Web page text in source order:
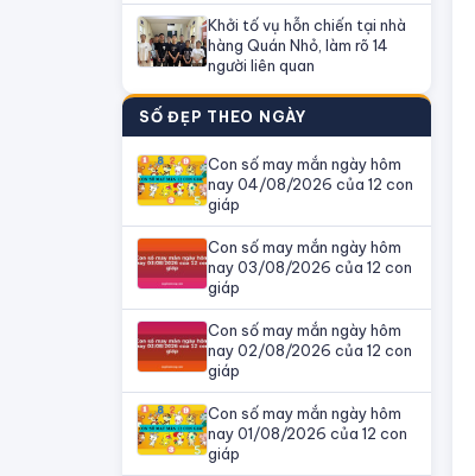
Khởi tố vụ hỗn chiến tại nhà
hàng Quán Nhỏ, làm rõ 14
người liên quan
SỐ ĐẸP THEO NGÀY
Con số may mắn ngày hôm
nay 04/08/2026 của 12 con
giáp
Con số may mắn ngày hôm
nay 03/08/2026 của 12 con
giáp
Con số may mắn ngày hôm
nay 02/08/2026 của 12 con
giáp
Con số may mắn ngày hôm
nay 01/08/2026 của 12 con
giáp